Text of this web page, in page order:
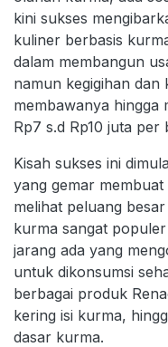
kini sukses
kuliner berbasis
dalam membangun
namun kegigihan
membawanya
Rp7 s.d Rp10 juta per
Kisah sukses ini
yang gemar
melihat peluang
kurma sangat
jarang ada yang
untuk dikonsumsi
berbagai produk
kering isi kurma,
dasar kurma.